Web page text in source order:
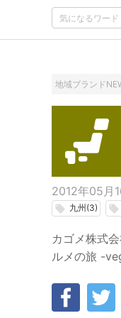
地域ブランド
2012年05月
local_offer 九州(3) local_offer
カゴメ株式
ルメの旅 -